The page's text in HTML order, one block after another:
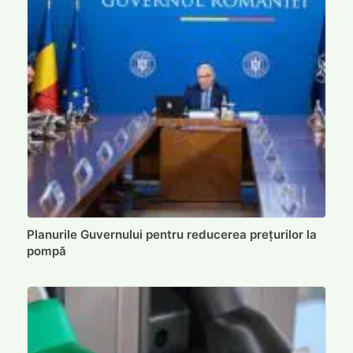
Planurile Guvernului pentru reducerea prețurilor la
pompă